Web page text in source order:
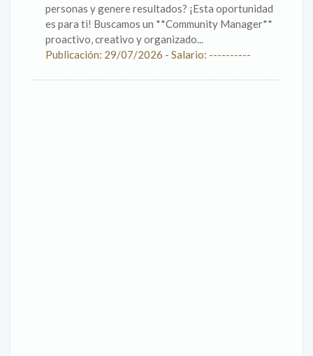
personas y genere resultados? ¡Esta oportunidad
es para ti! Buscamos un **Community Manager**
proactivo, creativo y organizado...
Publicación: 29/07/2026 - Salario: ----------